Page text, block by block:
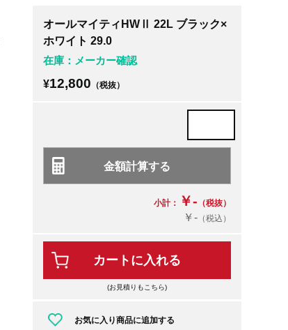
オールマイティHWⅡ 22L ブラック×
ホワイト 29.0
在庫：メーカー確認
¥12,800 （税抜）
小計： ￥- （税抜）
￥-（税込）
カートに入れる
(お見積りもこちら)
お気に入り商品に追加する